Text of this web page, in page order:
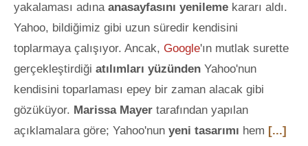
yakalaması adınaanasayfasını yenileme kararı aldı.
Yahoo, bildiğimiz gibi uzun süredir kendisini
toplarmaya çalışıyor. Ancak, Google'ın mutlak surette
gerçekleştirdiği atılımları yüzünden Yahoo'nun
kendisini toparlaması epey bir zaman alacak gibi
gözüküyor. Marissa Mayer tarafından yapılan
açıklamalara göre; Yahoo'nun yeni tasarımı hem [...]